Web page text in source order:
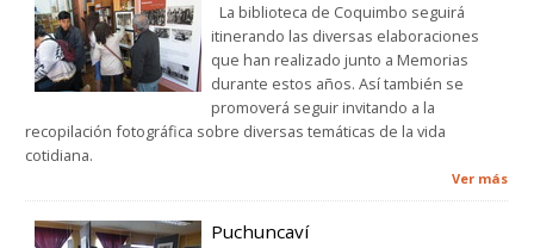
La biblioteca de Coquimbo seguirá
itinerando las diversas elaboraciones
que han realizado junto a Memorias
durante estos años. Así también se
promoverá seguir invitando a la
recopilación fotográfica sobre diversas temáticas de la vida
cotidiana.
Ver más
Puchuncaví